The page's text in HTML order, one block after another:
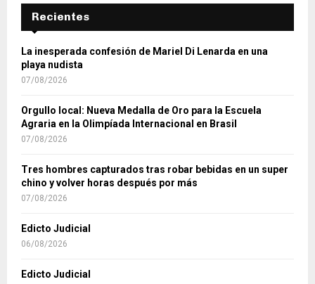
Recientes
La inesperada confesión de Mariel Di Lenarda en una
playa nudista
07/08/2026
Orgullo local: Nueva Medalla de Oro para la Escuela
Agraria en la Olimpíada Internacional en Brasil
07/08/2026
Tres hombres capturados tras robar bebidas en un super
chino y volver horas después por más
07/08/2026
Edicto Judicial
06/08/2026
Edicto Judicial